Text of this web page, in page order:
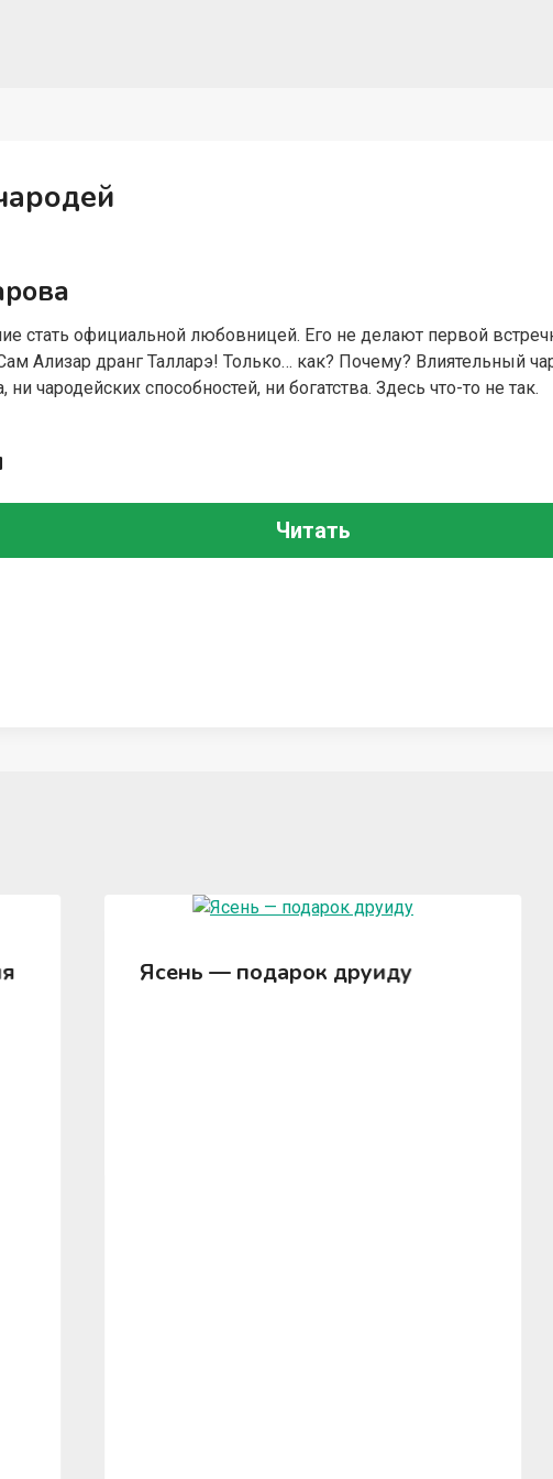
стать официальной любовницей. Его не делают первой
Ализар дранг Талларэ! Только… как? Почему? Влиятельный
ни чародейских способностей, ни богатства. Здесь что-то не так.
Читать
Ясень — подарок друиду